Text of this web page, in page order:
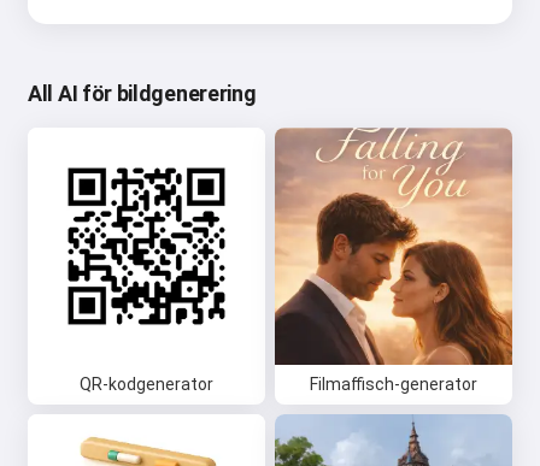
All AI för bildgenerering
QR-kodgenerator Filmaffisch-generator